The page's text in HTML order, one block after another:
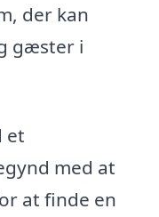
der kan
gæster i
et
med at
at finde en